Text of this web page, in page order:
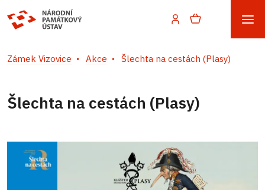
Zámek Vizovice Akce Šlechta na cestách (Plasy)
Šlechta na cestách (Plasy)